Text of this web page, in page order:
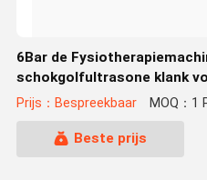
6Bar de
schokgolfultrasone klank
Prijs：Bespreekbaar MOQ：1
Beste prijs